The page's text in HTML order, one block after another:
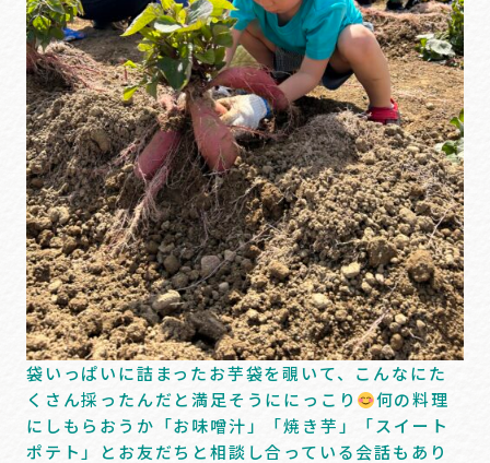
袋いっぱいに詰まったお芋袋を覗いて、こんなにた
くさん採ったんだと満足そうににっこり
何の料理
にしもらおうか「お味噌汁」「焼き芋」「スイート
ポテト」とお友だちと相談し合っている会話もあり